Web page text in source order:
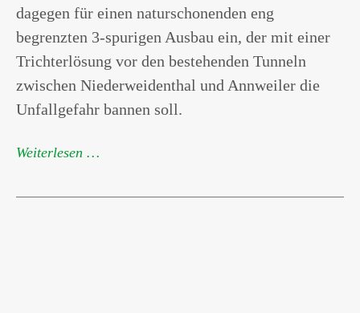
dagegen für einen naturschonenden eng
begrenzten 3-spurigen Ausbau ein, der mit einer
Trichterlösung vor den bestehenden Tunneln
zwischen Niederweidenthal und Annweiler die
Unfallgefahr bannen soll.
Weiterlesen …